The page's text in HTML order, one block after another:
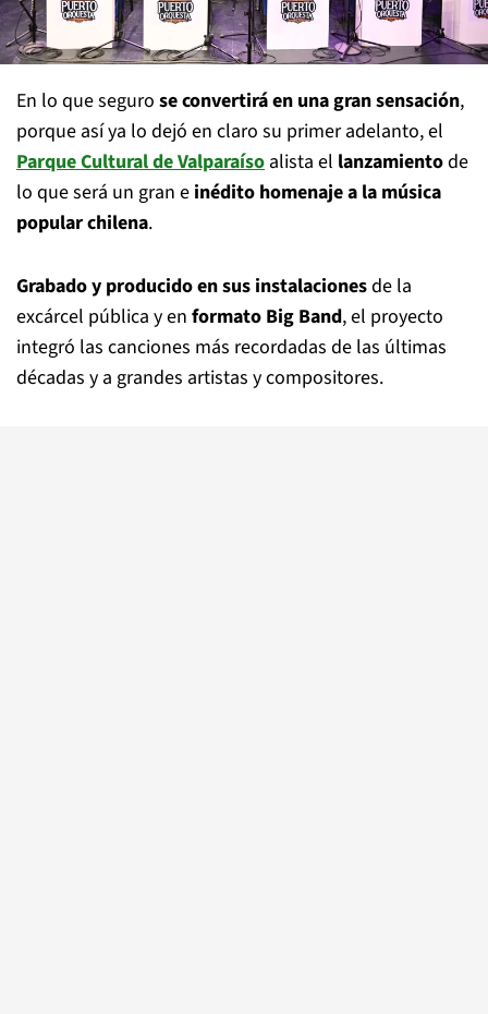
En lo que seguro se convertirá en una gran sensación,
porque así ya lo dejó en claro su primer adelanto, el
Parque Cultural de Valparaíso alista el lanzamientode
lo que será un gran e inédito homenaje a la música
popular chilena.
Grabado y producido en sus instalacionesde la
excárcel pública y en formato Big Band, el proyecto
integró las canciones más recordadas de las últimas
décadas y a grandes artistas y compositores.